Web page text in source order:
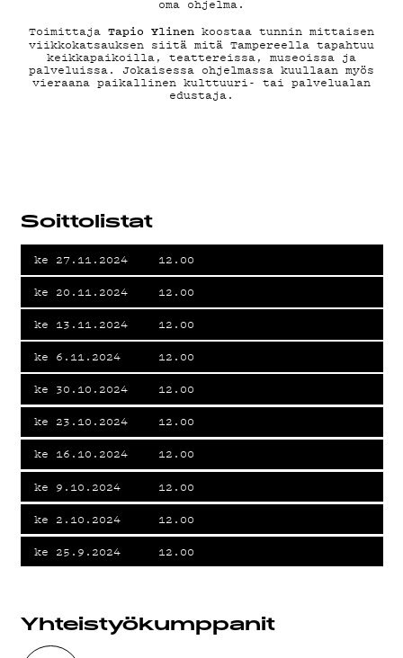
MAINOSTA
G LIVELAB
KIRJAUDU SISÄÄN
oma ohjelma.
Toimittaja Tapio Ylinen koostaa tunnin mittaisen
viikkokatsauksen siitä mitä Tampereella tapahtuu
keikkapaikoilla, teattereissa, museoissa ja
palveluissa. Jokaisessa ohjelmassa kuullaan myös
vieraana paikallinen kulttuuri- tai palvelualan
edustaja.
Soittolistat
ke 27.11.2024 12.00
ke 20.11.2024 12.00
ke 13.11.2024 12.00
ke 6.11.2024 12.00
ke 30.10.2024 12.00
ke 23.10.2024 12.00
ke 16.10.2024 12.00
ke 9.10.2024 12.00
ke 2.10.2024 12.00
ke 25.9.2024 12.00
Yhteistyö­kumppanit